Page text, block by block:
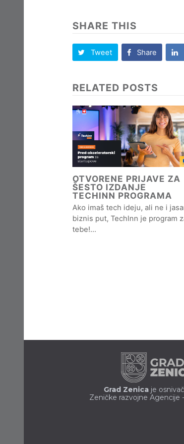
SHARE THIS
Tweet Share
RELATED POSTS
OTVORENE PRIJAVE ZA
ŠESTO IZDANJE
TECHINN PROGRAMA
Ako imaš tech ideju, ali ne i
biznis put, TechInn je program
tebe!…
Grad Zenica je
Zeničke razvojne Agencije